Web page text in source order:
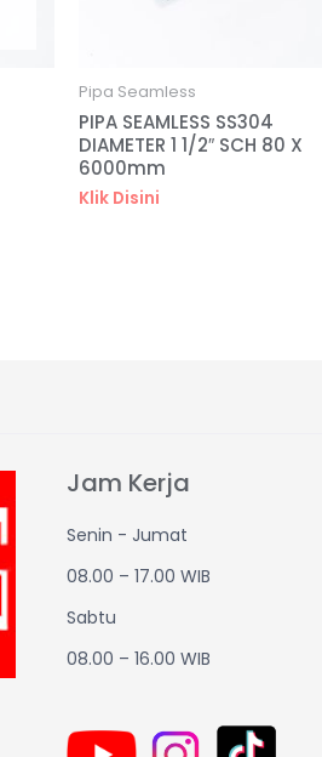
Pipa Seamless
PIPA SEAMLESS SS304
DIAMETER 1 1/2″ SCH 80 X
6000mm
Klik Disini
Jam Kerja
Senin - Jumat
08.00 – 17.00 WIB
Sabtu
08.00 – 16.00 WIB